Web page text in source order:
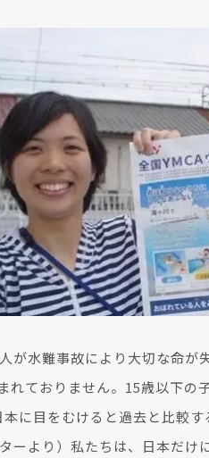
が水難事故により大切な命
れておりません。15歳以下の
に目をむけると過去と比較
ーより）私たちは、日本だ